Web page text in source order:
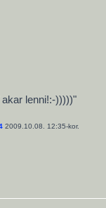
lenni!:-)))))"
2009.10.08. 12:35-kor.